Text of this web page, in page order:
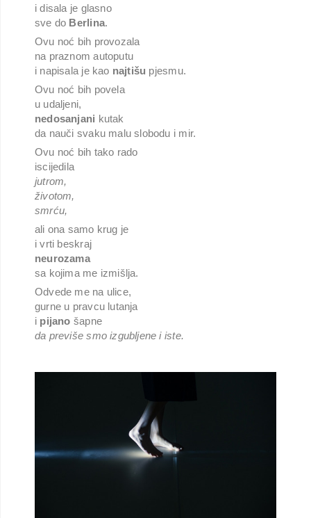
i disala je glasno
sve do Berlina.
Ovu noć bih provozala
na praznom autoputu
i napisala je kao najtišu pjesmu.
Ovu noć bih povela
u udaljeni,
nedosanjani kutak
da nauči svaku malu slobodu i mir.
Ovu noć bih tako rado
iscijedila
jutrom,
životom,
smrću,
ali ona samo krug je
i vrti beskraj
neurozama
sa kojima me izmišlja.
Odvede me na ulice,
gurne u pravcu lutanja
i pijano šapne
da previše smo izgubljene i iste.